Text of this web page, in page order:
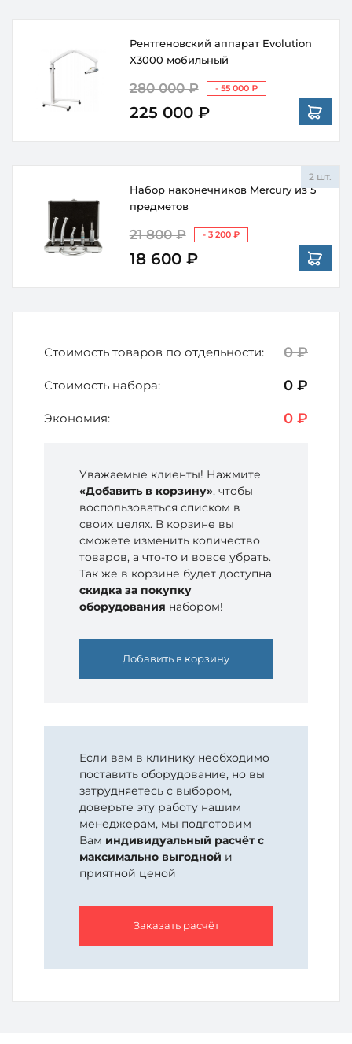
Рентгеновский аппарат Evolution
X3000 мобильный
280 000 ₽ - 55 000 ₽
225 000 ₽
Набор наконечников Mercury из 5
предметов
21 800 ₽ - 3 200 ₽
18 600 ₽
2 шт.
Стоимость товаров по отдельности: 0 ₽
Стоимость набора: 0 ₽
Экономия: 0 ₽
Уважаемые клиенты! Нажмите
«Добавить в корзину», чтобы
воспользоваться списком в
своих целях. В корзине вы
сможете изменить количество
товаров, а что-то и вовсе убрать.
Так же в корзине будет доступна
скидка за покупку
оборудования набором!
Добавить в корзину
Если вам в клинику необходимо
поставить оборудование, но вы
затрудняетесь с выбором,
доверьте эту работу нашим
менеджерам, мы подготовим
Вам индивидуальный расчёт с
максимально выгодной и
приятной ценой
Заказать расчёт